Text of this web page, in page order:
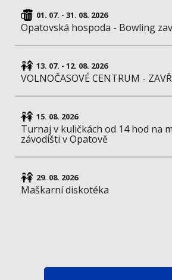
01. 07. - 31. 08. 2026
Opatovská hospoda - Bowling
13. 07. - 12. 08. 2026
VOLNOČASOVÉ CENTRUM -
15. 08. 2026
Turnaj v kuličkách od 14 hod na
závodišti v Opatově
29. 08. 2026
Maškarní diskotéka